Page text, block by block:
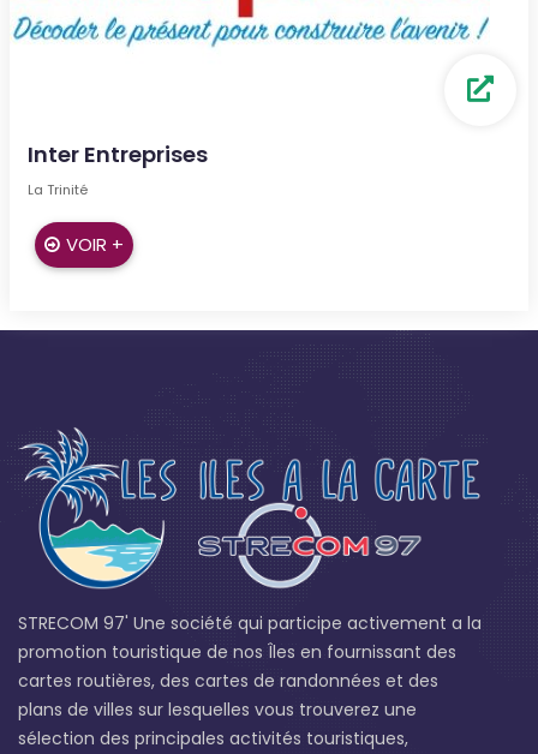
Inter Entreprises
La Trinité
VOIR +
STRECOM 97' Une société qui participe activement a la
promotion touristique de nos Îles en fournissant des
cartes routières, des cartes de randonnées et des
plans de villes sur lesquelles vous trouverez une
sélection des principales activités touristiques,